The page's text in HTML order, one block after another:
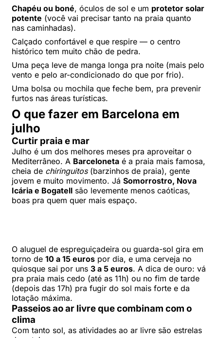
Chapéu ou boné, óculos de sol e um protetor solar
potente (você vai precisar tanto na praia quanto
nas caminhadas).
Calçado confortável e que respire — o centro
histórico tem muito chão de pedra.
Uma peça leve de manga longa pra noite (mais pelo
vento e pelo ar-condicionado do que por frio).
Uma bolsa ou mochila que feche bem, pra prevenir
furtos nas áreas turísticas.
O que fazer em Barcelona em
julho
Curtir praia e mar
Julho é um dos melhores meses pra aproveitar o
Mediterrâneo. A Barceloneta é a praia mais famosa,
cheia de chiringuitos(barzinhos de praia), gente
jovem e muito movimento. Já Somorrostro, Nova
Icária e Bogatell são levemente menos caóticas,
boas pra quem quer mais espaço.
O aluguel de espreguiçadeira ou guarda-sol gira em
torno de 10 a 15 euros por dia, e uma cerveja no
quiosque sai por uns 3 a 5 euros. A dica de ouro: vá
pra praia mais cedo (até as 11h) ou no fim de tarde
(depois das 17h) pra fugir do sol mais forte e da
lotação máxima.
Passeios ao ar livre que combinam com o
clima
Com tanto sol, as atividades ao ar livre são estrelas